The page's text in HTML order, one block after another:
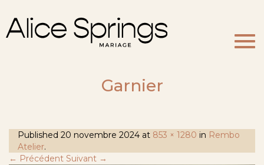
Garnier
Published 20 novembre 2024 at 853 × 1280 in Rembo
Atelier.
← Précédent Suivant →